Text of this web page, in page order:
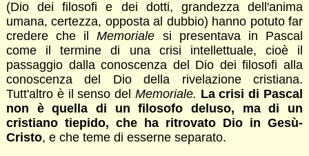
(Dio dei filosofi e dei dotti, grandezza dell'anima
umana, certezza, opposta al dubbio) hanno potuto far
credere che ilMemoriale si presentava in Pascal
come il termine di una crisi intellettuale, cioè il
passaggio dalla conoscenza del Dio dei filosofi alla
conoscenza del Dio della rivelazione cristiana.
Tutt'altro è il senso del Memoriale. La crisi di Pascal
non è quella di un filosofo deluso, ma di un
cristiano tiepido, che ha ritrovato Dio in Gesù-
Cristo, e che teme di esserne separato.